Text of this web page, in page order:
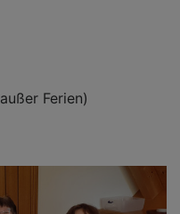
Ferien)